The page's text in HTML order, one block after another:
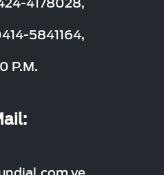
4178028,
5841164,
P.M.